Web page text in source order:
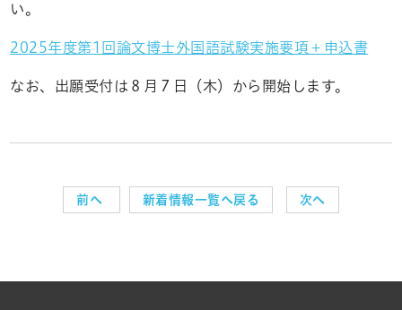
い。
2025年度第1回論文博士外国語試験実施要項＋申込書
なお、出願受付は８月７日（木）から開始します。
前へ 新着情報一覧へ戻る 次へ